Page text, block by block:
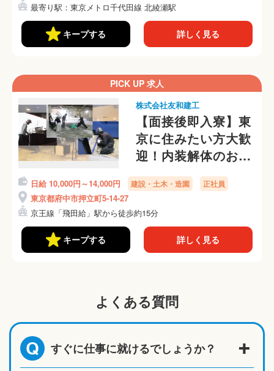
最寄り駅：東京メトロ千代田線 北綾瀬駅
キープする 詳しく見る
PICK UP 求人
株式会社友和建工
【面接後即入寮】東
京に住みたい方大歓
迎！内装解体のお仕
事
日給 10,000円～14,000円 建設・土木・造園 正社員
東京都府中市押立町5-14-27
京王線「飛田給」駅から徒歩約15分
キープする 詳しく見る
よくある質問
Q すぐに仕事に就けるでしょうか？